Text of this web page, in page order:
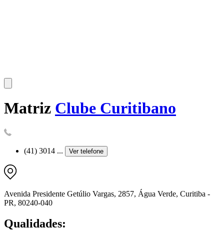
Matriz Clube Curitibano
(41) 3014 ... Ver telefone
Avenida Presidente Getúlio Vargas, 2857, Água Verde, Curitiba -
PR, 80240-040
Qualidades: